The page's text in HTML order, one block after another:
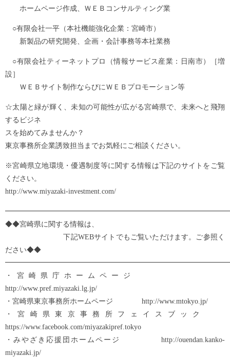
ホームページ作成、ＷＥＢコンサルティング業
○有限会社一平（本社機能強化企業：宮崎市）
新製品の研究開発、企画・会計事務等本社業務
○有限会社ティーネットプロ（情報サービス産業：日南市）［増
設］
ＷＥＢサイト制作ならびにＷＥＢプロモーション等
☆太陽と緑が輝く、未知の可能性が広がる宮崎県で、未来へと飛翔
するビジネ
スを始めてみませんか？
東京事務所企業誘致担当までお気軽にご相談ください。
※宮崎県立地環境・優遇制度等に関する情報は下記のサイトをご覧
ください。
http://www.miyazaki-investment.com/
◆◆宮崎県に関する情報は、
下記WEBサイトでもご覧いただけます。ご参照く
ださい◆◆
・宮崎県庁ホームページ
http://www.pref.miyazaki.lg.jp/
・宮崎県東京事務所ホームページ http://www.mtokyo.jp/
・宮崎県東京事務所フェイスブック
https://www.facebook.com/miyazakipref.tokyo
・みやざき応援団ホームページ http://ouendan.kanko-
miyazaki.jp/